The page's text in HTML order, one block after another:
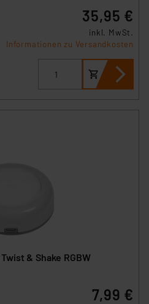
35,95 €
inkl. MwSt.
Informationen zu Versandkosten
& Shake RGBW
7,99 €